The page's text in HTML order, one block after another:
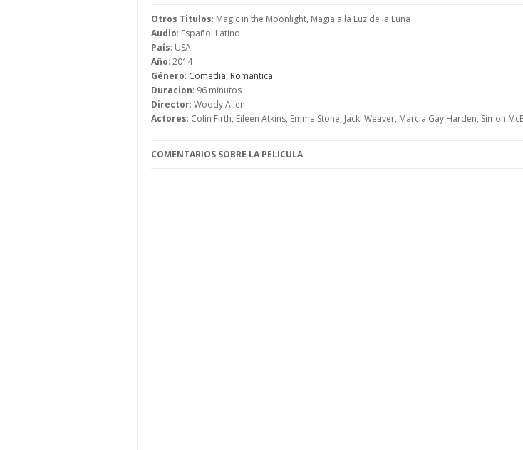
Otros Titulos: Magic in the Moonlight, Magia a la Luz de la Luna
Audio: Español Latino
País: USA
Año: 2014
Género: Comedia, Romantica
Duracion: 96 minutos
Director: Woody Allen
Actores: Colin Firth, Eileen Atkins, Emma Stone, Jacki Weaver, Marcia Gay Harden, Simon
COMENTARIOS SOBRE LA PELICULA